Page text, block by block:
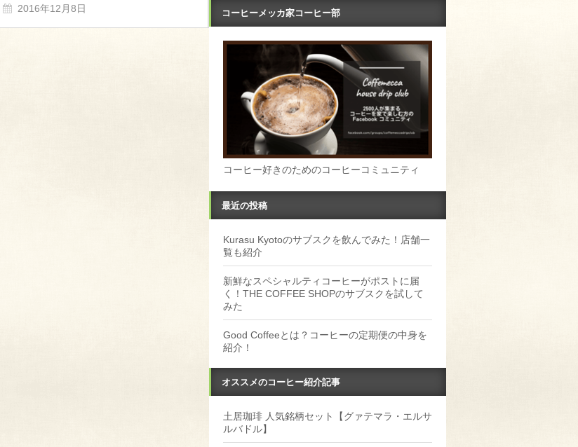
2016年12月8日
コーヒーメッカ家コーヒー部
コーヒー好きのためのコーヒーコミュニティ
最近の投稿
Kurasu Kyotoのサブスクを飲んでみた！店舗一
覧も紹介
新鮮なスペシャルティコーヒーがポストに届
く！THE COFFEE SHOPのサブスクを試して
みた
Good Coffeeとは？コーヒーの定期便の中身を
紹介！
オススメのコーヒー紹介記事
土居珈琲 人気銘柄セット【グァテマラ・エルサ
ルバドル】